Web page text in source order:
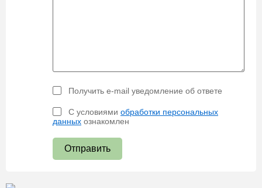
Получить e-mail уведомление об ответе
С условиями обработки персональных
данных ознакомлен
Отправить